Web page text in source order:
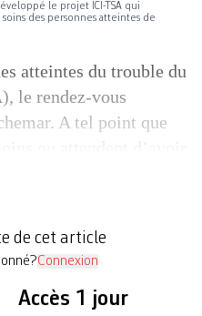
le projet ICI-TSA qui
soins des personnes atteintes de
atteintes du trouble du
le rendez-vous
A tel point que
de cet article
Connexion
Accès 1 jour